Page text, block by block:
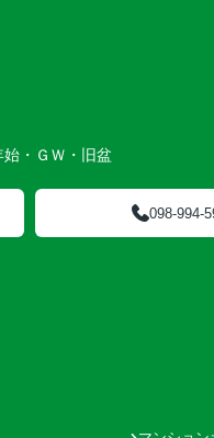
・ＧＷ・旧盆
098-994-